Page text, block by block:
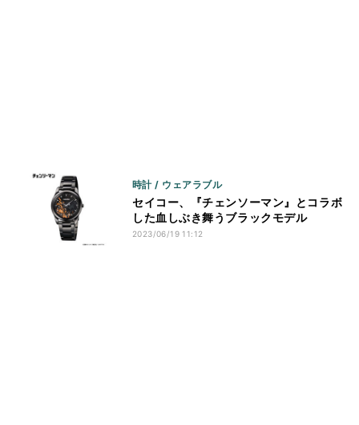
時計 / ウェアラブル
セイコー、『チェンソーマン』とコラボ
した血しぶき舞うブラックモデル
2023/06/19 11:12